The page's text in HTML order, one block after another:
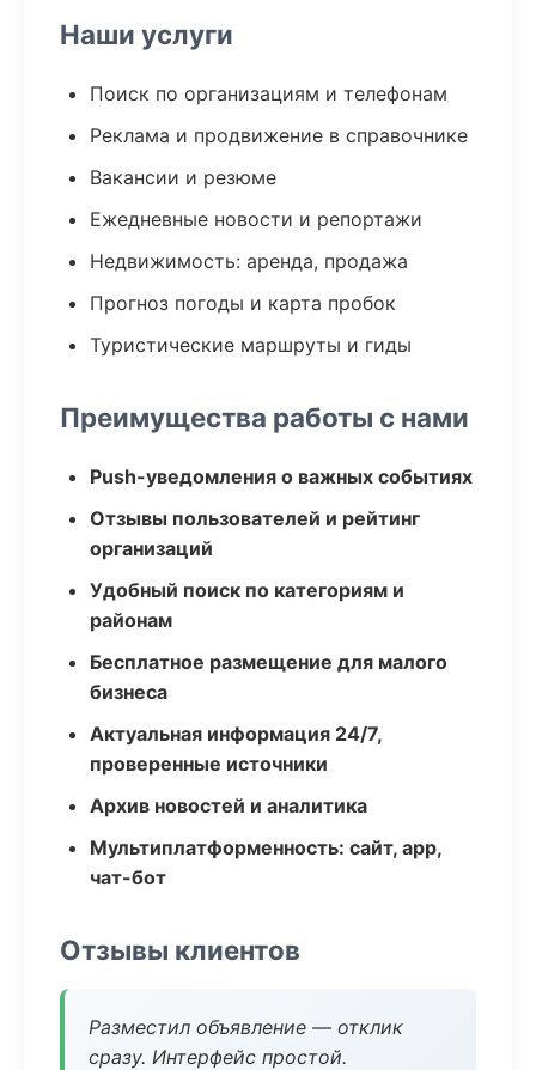
Наши услуги
Поиск по организациям и телефонам
Реклама и продвижение в справочнике
Вакансии и резюме
Ежедневные новости и репортажи
Недвижимость: аренда, продажа
Прогноз погоды и карта пробок
Туристические маршруты и гиды
Преимущества работы с нами
Push-уведомления о важных событиях
Отзывы пользователей и рейтинг
организаций
Удобный поиск по категориям и
районам
Бесплатное размещение для малого
бизнеса
Актуальная информация 24/7,
проверенные источники
Архив новостей и аналитика
Мультиплатформенность: сайт, app,
чат-бот
Отзывы клиентов
Разместил объявление — отклик
сразу. Интерфейс простой.